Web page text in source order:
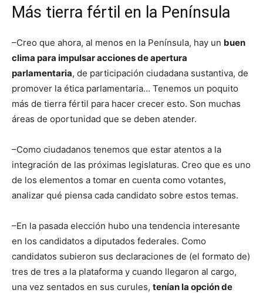
Más tierra fértil en la Península
–Creo que ahora, al menos en la Península, hay un buen
clima para impulsar acciones de apertura
parlamentaria, de participación ciudadana sustantiva, de
promover la ética parlamentaria… Tenemos un poquito
más de tierra fértil para hacer crecer esto. Son muchas
áreas de oportunidad que se deben atender.
–Como ciudadanos tenemos que estar atentos a la
integración de las próximas legislaturas. Creo que es uno
de los elementos a tomar en cuenta como votantes,
analizar qué piensa cada candidato sobre estos temas.
–En la pasada elección hubo una tendencia interesante
en los candidatos a diputados federales. Como
candidatos subieron sus declaraciones de (el formato de)
tres de tres a la plataforma y cuando llegaron al cargo,
una vez sentados en sus curules, tenían la opción de